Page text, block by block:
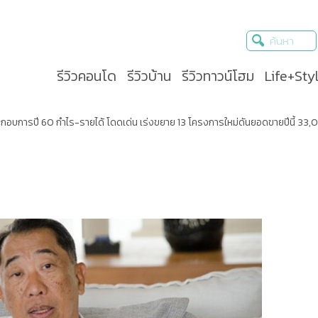
รีวิวคอนโด รีวิวบ้าน รีวิวทาวน์โฮม
อบการปี 60 กำไร-รายได้ โดดเด่น เร่งขยาย 13 โครงการใหม่ดันยอดขายปีนี้